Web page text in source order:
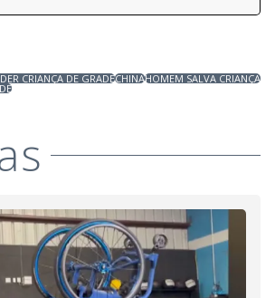
CRIANÇA DE GRADECHINAHOMEM SALVA CRIANÇA